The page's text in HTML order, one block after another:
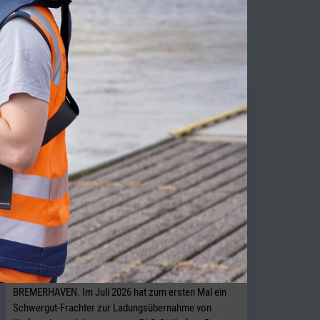
NEWS
BLG startet Schwergutverladung im
Südhafen „Roter Sand“
BREMERHAVEN. Im Juli 2026 hat zum ersten Mal ein
Schwergut-Frachter zur Ladungsübernahme von